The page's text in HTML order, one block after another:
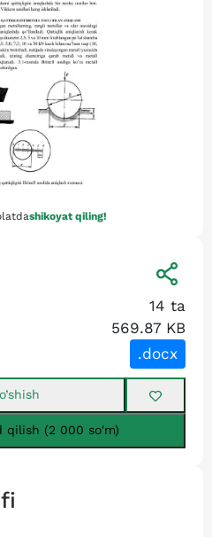
shikoyat qiling!
14 ta
569.87 KB
.docx
qilish (2 000 so'm)